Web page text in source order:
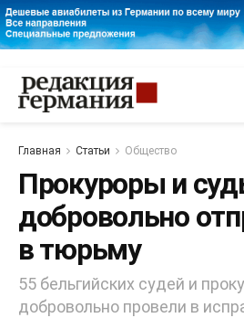
Главная Статьи Общество
Прокуроры и
добровольно
в тюрьму
55 бельгийских судей и
добровольно провели в